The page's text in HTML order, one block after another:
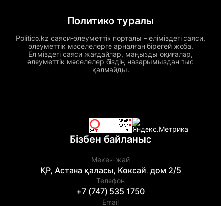
Политико туралы
Politico.kz саяси-әлеуметтік порталы – еліміздегі саяси,
әлеуметтік мәселелерге арналған бірегей жоба.
Еліміздегі саяси жағдайлар, маңызды оқиғалар,
әлеуметтік мәселелер біздің назарымыздан тыс
қалмайды.
Бізбен байланыс
Мекен-жай
ҚР, Астана қаласы, Көксай, дом 2/5
Телефон
+7 (747) 535 1750
Email